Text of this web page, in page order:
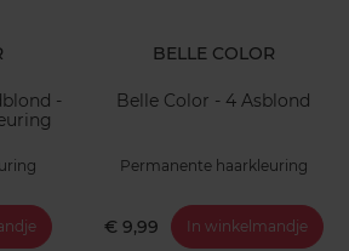
-
BELLE COLOR
Belle Color - 4 Asblond
Permanente haarkleuring
€ 9,99 In winkelmandje